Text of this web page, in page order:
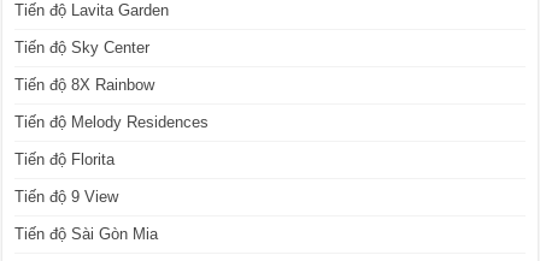
Tiến độ Lavita Garden
Tiến độ Sky Center
Tiến độ 8X Rainbow
Tiến độ Melody Residences
Tiến độ Florita
Tiến độ 9 View
Tiến độ Sài Gòn Mia